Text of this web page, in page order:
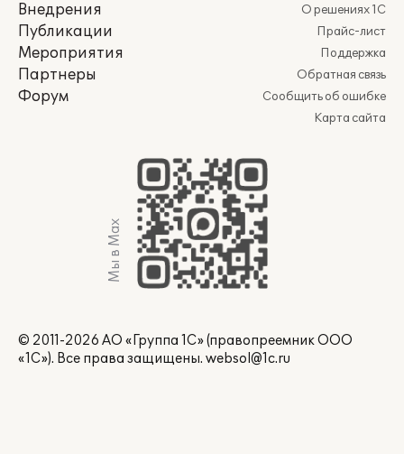
Внедрения
Публикации
Мероприятия
Партнеры
Форум
О решениях 1С
Прайс-лист
Поддержка
Обратная связь
Сообщить об ошибке
Карта сайта
Мы в Max
© 2011-2026 АО «Группа 1С» (правопреемник ООО
«1С»). Все права защищены. websol@1c.ru